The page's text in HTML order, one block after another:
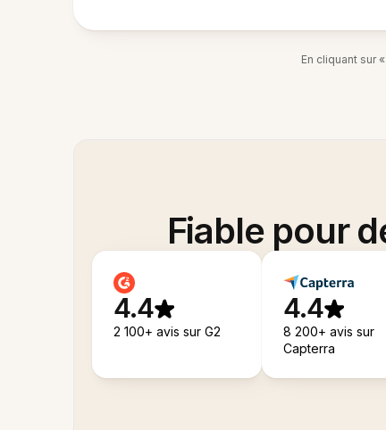
En cliquant sur
Fiable pour
4.4
2 100+ avis sur G2
4.4
8 200+ avis sur
Capterra